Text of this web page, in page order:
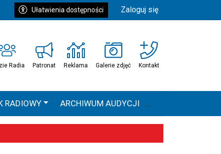
Ułatwienia dostępności Zaloguj się
Radia Patronat Reklama Galerie zdjęć Kontakt
RADIOWY ARCHIWUM AUDYCJI
HEAVEN TOUR